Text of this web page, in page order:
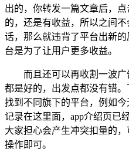
出的，你转发一篇文章后，
的，还是有收益，所以之间
话，那么就违背了平台出新
台是为了让用户更多收益。
而且还可以再收割一波
都是好的，出发点都没有错
找到不同旗下的平台，例如
记录在这里面，app介绍页已
大家担心会产生冲突扣量的
操作即可。